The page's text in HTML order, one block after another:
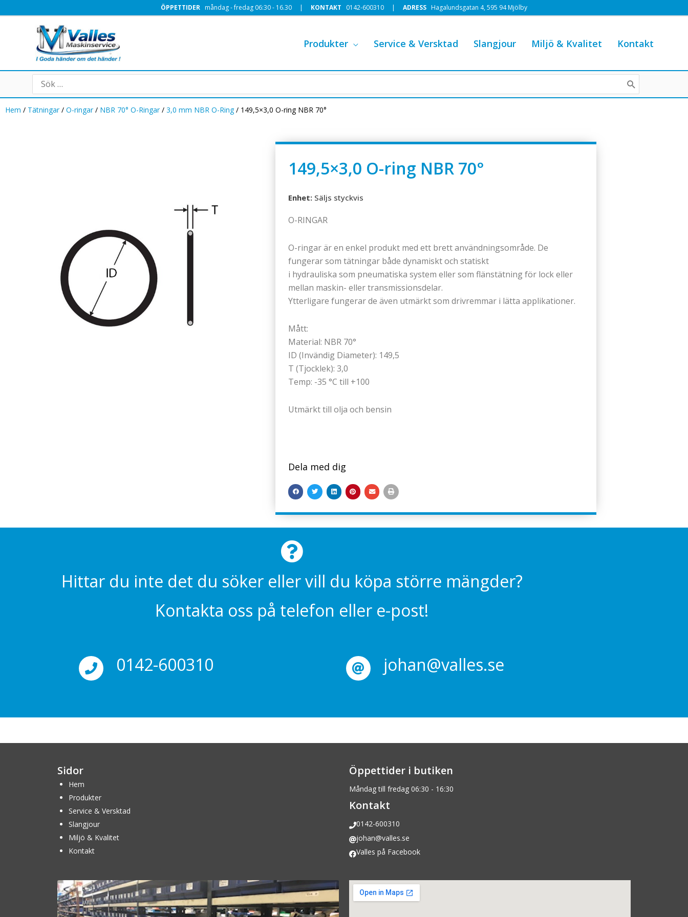
till
ÖPPETTIDER måndag - fredag 06:30 - 16.30 | KONTAKT 0142-600310 | ADRESS Hagalundsgatan 4, 595 94 Mjölby
Produkter Service & Versktad Slangjour Miljö & Kvalitet Kontakt
Search
for:
Hem / Tätningar/ O-ringar/ NBR 70° O-Ringar/ 3,0 mm NBR O-Ring/ 149,5×3,0 O-ring NBR 70°
149,5×3,0 O-ring NBR 70°
Enhet: Säljs styckvis
O-RINGAR
O-ringar är en enkel produkt med ett brett användningsområde. De
fungerar som tätningar både dynamiskt och statiskt
i hydrauliska som pneumatiska system eller som flänstätning för lock eller
mellan maskin- eller transmissionsdelar.
Ytterligare fungerar de även utmärkt som drivremmar i lätta applikationer.
Mått:
Material: NBR 70°
ID (Invändig Diameter): 149,5
T (Tjocklek): 3,0
Temp: -35 °C till +100
Utmärkt till olja och bensin
Dela med dig
Hittar du inte det du söker eller vill du köpa större mängder?
Kontakta oss på telefon eller e-post!
0142-600310 johan@valles.se
Sidor
Hem
Produkter
Service & Versktad
Slangjour
Miljö & Kvalitet
Kontakt
Öppettider i butiken
Måndag till fredag 06:30 - 16:30
Kontakt
0142-600310
johan@valles.se
Valles på Facebook